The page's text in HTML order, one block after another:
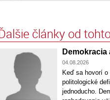
články od
04.08.2026
Keď sa hovorí
politologické
jednoducho.